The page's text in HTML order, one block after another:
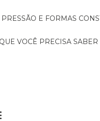
PRESSÃO E FORMAS
VOCÊ PRECISA SABER